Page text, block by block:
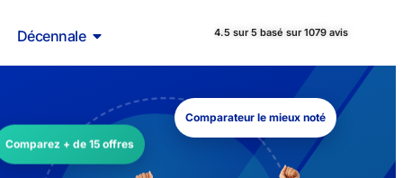
Décennale 4.5 sur 5 basé sur 1079 avis
Comparez + de 15 offres
Comparateur le mieux noté